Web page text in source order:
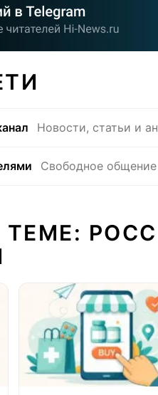
Новости, статьи и
Свободное